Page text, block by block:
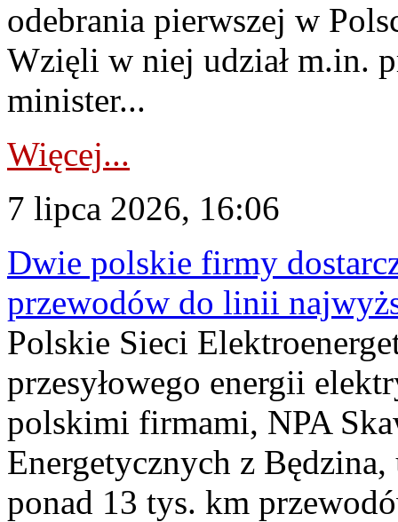
odebrania pierwszej w
Wzięli w niej udział m.in.
minister...
Więcej...
7 lipca 2026, 16:06
Dwie polskie firmy
przewodów do linii
Polskie Sieci
przesyłowego energii
polskimi firmami, NPA
Energetycznych z
ponad 13 tys. km